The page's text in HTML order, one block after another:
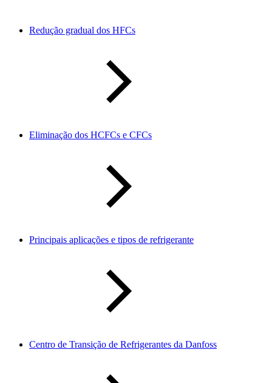
Redução gradual dos HFCs
Eliminação dos HCFCs e CFCs
Principais aplicações e tipos de refrigerante
Centro de Transição de Refrigerantes da Danfoss